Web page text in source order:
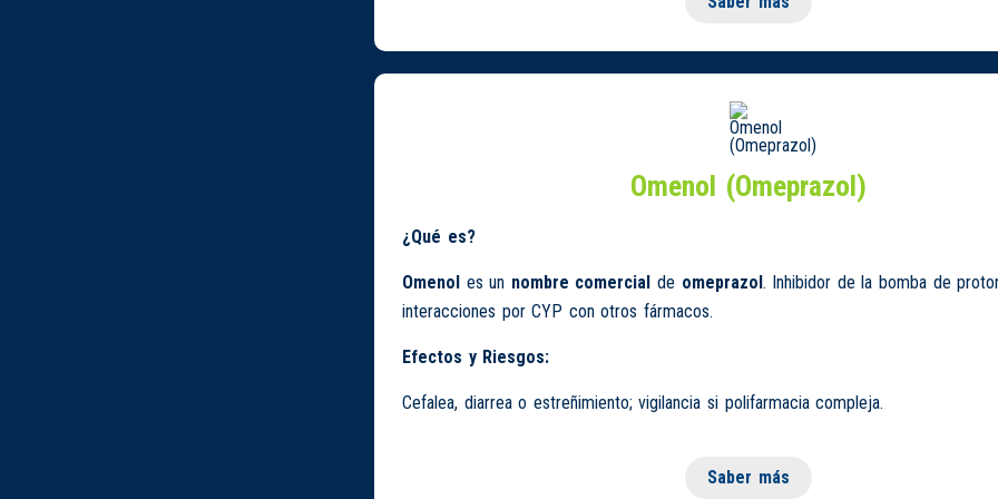
Omenol (Omeprazol)
¿Qué es?
Omenol es un nombre comercial de omeprazol. Inhibidor de la bomba de
interacciones por CYP con otros fármacos.
Efectos y Riesgos:
Cefalea, diarrea o estreñimiento; vigilancia si polifarmacia compleja.
Saber más